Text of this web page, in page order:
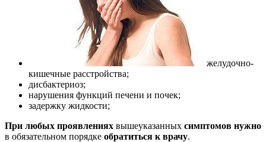
желудочно-
кишечные расстройства;
дисбактериоз;
нарушения функций печени и почек;
задержку жидкости;
При любых проявлениях вышеуказанных симптомов нужно
в обязательном порядке обратиться к врачу.